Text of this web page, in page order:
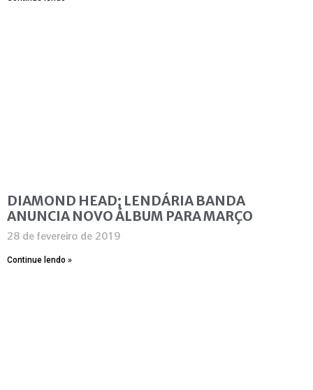
DIAMOND HEAD; LENDÁRIA BANDA
ANUNCIA NOVO ÁLBUM PARA MARÇO
28 de fevereiro de 2019
Continue lendo »